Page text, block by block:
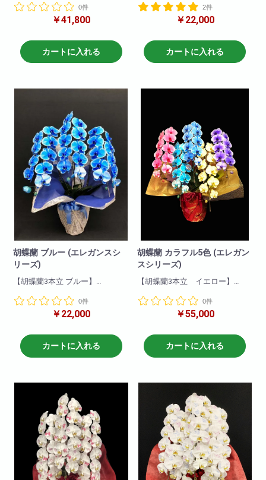
蘭と比べて目立つこと間違いな
しています。
お取引き先などに送っても失礼
がなく、申し分のない商品で
輪数:約30～40輪
※季節により輪数が変動すること
があります。
0件
￥41,800
カートに入れる
蝶蘭と比べて目立つこと間違い
なし!他の色と比べて一際映え且
開店祝いにも適しています。お
取引先などに送っても失礼がな
く、申し分のない商品です。可
※季節により輪数が変動すること
があります。
2件
￥22,000
カートに入れる
胡蝶蘭 ブルー (エレガンスシ
リーズ)
【胡蝶蘭3本立 ブルー】
蘭と比べて目立つこと間違いな
し!他の色と比べて一際映え且つ
店祝いにも適しています。お取
引先などに送っても失礼がな
く、申し分のない商品です。可
輪数:約18～24輪
※季節により輪数が変動すること
があります。
0件
￥22,000
カートに入れる
胡蝶蘭 カラフル5色 (エレガン
スシリーズ)
【胡蝶蘭3本立 イエロー】
蘭と比べて目立つこと間違いな
しています。
お取引き先などに送っても失礼
がなく、申し分のない商品で
色:イエロー
輪数:約30～40輪
※季節により輪数が変動すること
があります。
0件
￥55,000
カートに入れる